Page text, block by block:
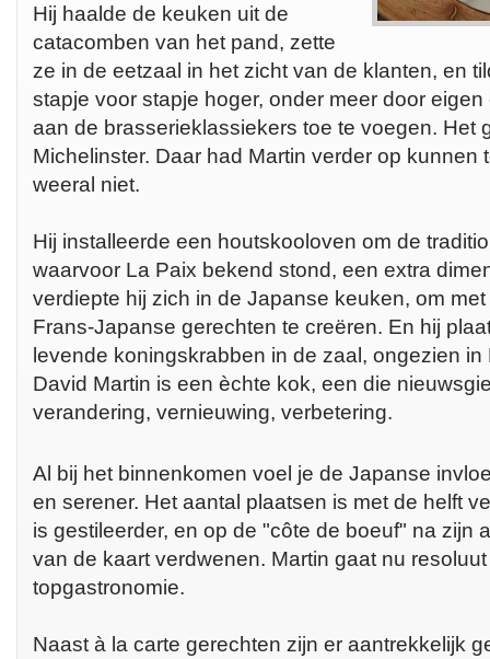
Hij haalde de keuken uit de
catacomben van het pand, zette
ze in de eetzaal in het zicht van de klanten, en
stapje voor stapje hoger, onder meer door
aan de brasserieklassiekers toe te voegen. Het
Michelinster. Daar had Martin verder op kunnen
weeral niet.
Hij installeerde een houtskooloven om de
waarvoor La Paix bekend stond, een extra
verdiepte hij zich in de Japanse keuken, om
Frans-Japanse gerechten te creëren. En hij
levende koningskrabben in de zaal, ongezien in
David Martin is een èchte kok, een die
verandering, vernieuwing, verbetering.
Al bij het binnenkomen voel je de Japanse
en serener. Het aantal plaatsen is met de helft
is gestileerder, en op de "côte de boeuf" na zijn
van de kaart verdwenen. Martin gaat nu
topgastronomie.
Naast à la carte gerechten zijn er aantrekkelijk